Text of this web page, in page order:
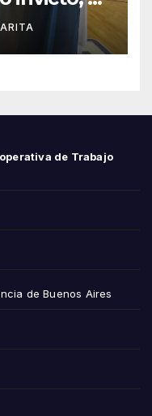
jugada
de Trabajo
de Buenos Aires